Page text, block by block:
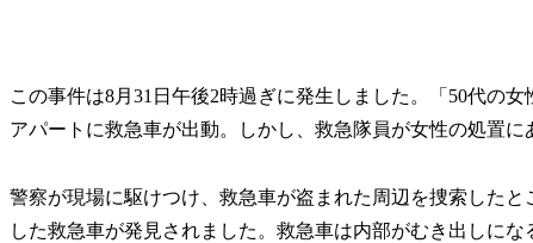
この事件は8月31日午後2時過ぎに発生しました。「50代の
アパートに救急車が出動。しかし、救急隊員が女性の処置に
警察が現場に駆けつけ、救急車が盗まれた周辺を捜索した
した救急車が発見されました。救急車は内部がむき出しに